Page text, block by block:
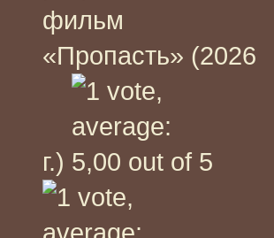
фильм
«Пропасть» (2026
г.)